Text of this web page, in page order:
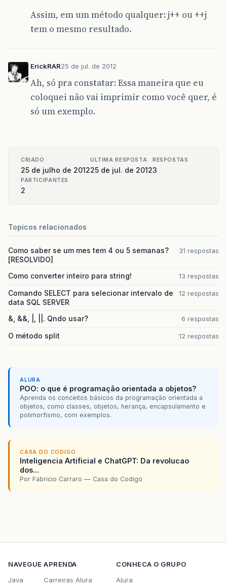
Assim, em um método qualquer: j++ ou ++j
tem o mesmo resultado.
ErickRAR25 de jul. de 2012
Ah, só pra constatar: Essa maneira que eu
coloquei não vai imprimir como você quer, é
só um exemplo.
CRIADO
25 de julho de 2012
ULTIMA RESPOSTA
25 de jul. de 2012
RESPOSTAS
3
PARTICIPANTES
2
Topicos relacionados
Como saber se um mes tem 4 ou 5 semanas?
[RESOLVIDO]
31 respostas
Como converter inteiro para string! 13 respostas
Comando SELECT para selecionar intervalo de
data SQL SERVER
12 respostas
&, &&, |, ||. Qndo usar? 6 respostas
O método split 12 respostas
ALURA
POO: o que é programação orientada a objetos?
Aprenda os conceitos básicos da programação orientada a
objetos, como classes, objetos, herança, encapsulamento e
polimorfismo, com exemplos.
CASA DO CODIGO
Inteligencia Artificial e ChatGPT: Da revolucao
dos...
Por Fabricio Carraro — Casa do Codigo
NAVEGUE
Java
APRENDA
Carreiras Alura
CONHECA O GRUPO
Alura